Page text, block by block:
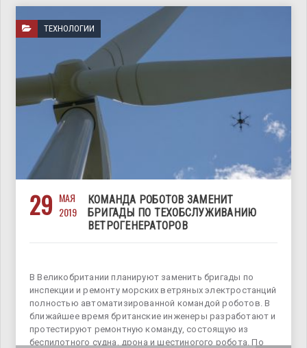
ТЕХНОЛОГИИ
29 МАЯ
2019
КОМАНДА РОБОТОВ ЗАМЕНИТ
БРИГАДЫ ПО ТЕХОБСЛУЖИВАНИЮ
ВЕТРОГЕНЕРАТОРОВ
В Великобритании планируют заменить бригады по
инспекции и ремонту морских ветряных электростанций
полностью автоматизированной командой роботов. В
ближайшее время британские инженеры разработают и
протестируют ремонтную команду, состоящую из
беспилотного судна, дрона и шестиногого робота. По